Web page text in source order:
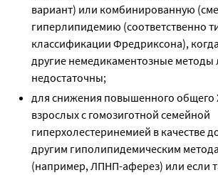
вариант) или комбинированную
гиперлипидемию (соответственно
классификации Фредриксона),
другие немедикаментозные методы
недостаточны;
для снижения повышенного общего
взрослых с гомозиготной семейной
гиперхолестеринемией в качестве
другим гиполипидемическим
(например, ЛПНП-аферез) или если